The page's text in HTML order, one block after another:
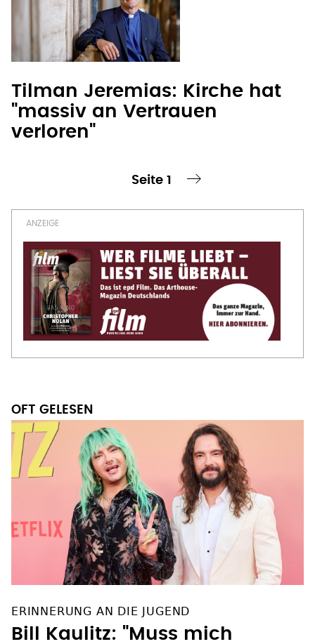
Tilman Jeremias: Kirche hat
"massiv an Vertrauen
verloren"
Seite 1
nächste Seite ›
OFT GELESEN
ERINNERUNG AN DIE JUGEND
Bill Kaulitz: "Muss mich